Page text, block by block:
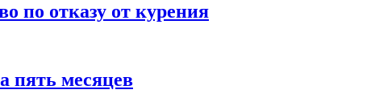
по отказу от курения
пять месяцев